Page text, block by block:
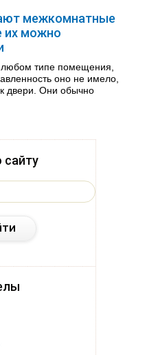
межкомнатные
их можно
любом типе помещения,
оно не имело,
двери. Они обычно
сайту